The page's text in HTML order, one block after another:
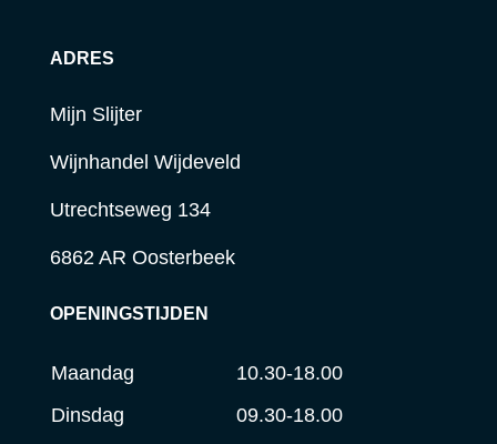
ADRES
Mijn Slijter
Wijnhandel Wijdeveld
Utrechtseweg 134
6862 AR Oosterbeek
OPENINGSTIJDEN
Maandag
10.30-18.00
Dinsdag
09.30-18.00